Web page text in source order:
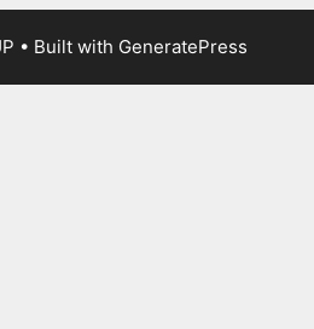
• Built with GeneratePress